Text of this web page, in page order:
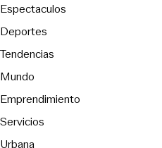
Espectaculos
Deportes
Tendencias
Mundo
Emprendimiento
Servicios
Urbana